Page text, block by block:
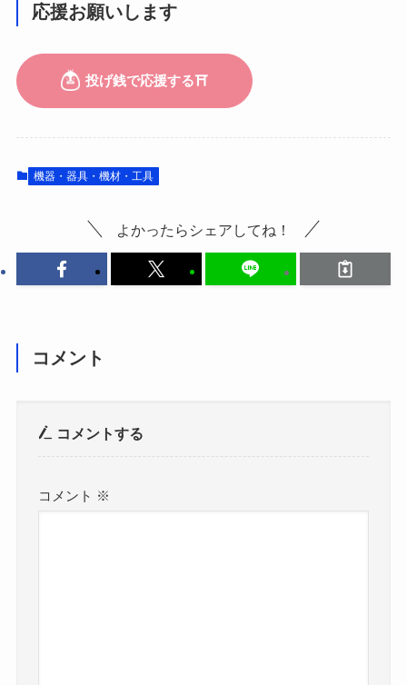
応援お願いします
機器・器具・機材・工具
よかったらシェアしてね！
コメント
コメントする
コメント ※